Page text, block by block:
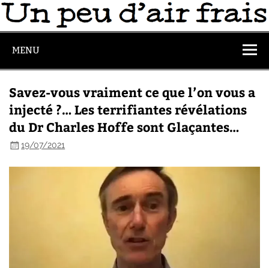
MENU
Savez-vous vraiment ce que l’on vous a
injecté ?… Les terrifiantes révélations
du Dr Charles Hoffe sont Glaçantes…
19/07/2021